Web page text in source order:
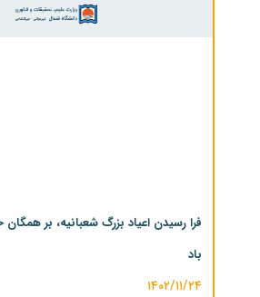
فرا رسیدن اعیاد بزرگ شعبانیه، بر
باد
۱۴۰۲/۱۱/۲۴